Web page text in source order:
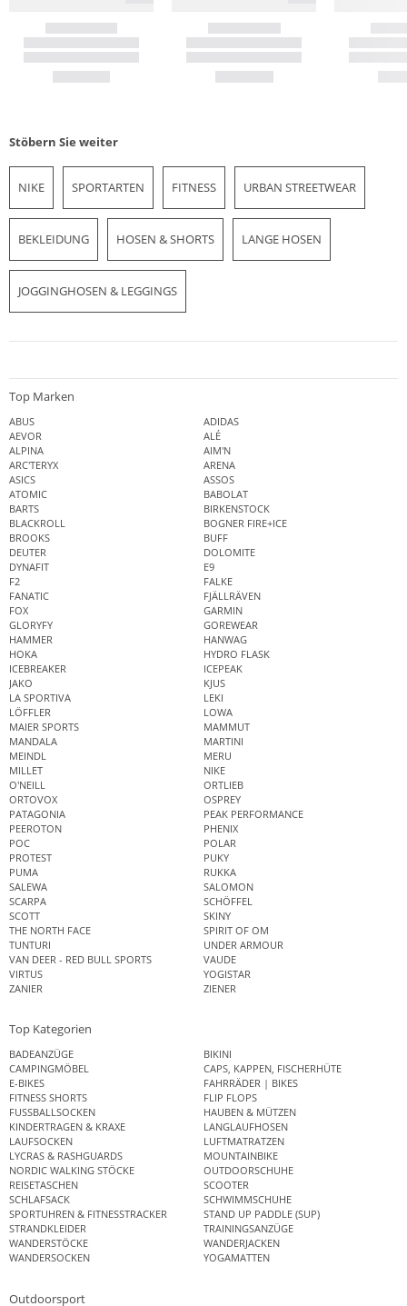
Stöbern Sie weiter
NIKE SPORTARTEN FITNESS URBAN STREETWEAR
BEKLEIDUNG HOSEN & SHORTS LANGE HOSEN
JOGGINGHOSEN & LEGGINGS
Top Marken
ABUS
ADIDAS
AEVOR
ALÉ
ALPINA
AIM'N
ARC'TERYX
ARENA
ASICS
ASSOS
ATOMIC
BABOLAT
BARTS
BIRKENSTOCK
BLACKROLL
BOGNER FIRE+ICE
BROOKS
BUFF
DEUTER
DOLOMITE
DYNAFIT
E9
F2
FALKE
FANATIC
FJÄLLRÄVEN
FOX
GARMIN
GLORYFY
GOREWEAR
HAMMER
HANWAG
HOKA
HYDRO FLASK
ICEBREAKER
ICEPEAK
JAKO
KJUS
LA SPORTIVA
LEKI
LÖFFLER
LOWA
MAIER SPORTS
MAMMUT
MANDALA
MARTINI
MEINDL
MERU
MILLET
NIKE
O'NEILL
ORTLIEB
ORTOVOX
OSPREY
PATAGONIA
PEAK PERFORMANCE
PEEROTON
PHENIX
POC
POLAR
PROTEST
PUKY
PUMA
RUKKA
SALEWA
SALOMON
SCARPA
SCHÖFFEL
SCOTT
SKINY
THE NORTH FACE
SPIRIT OF OM
TUNTURI
UNDER ARMOUR
VAN DEER - RED BULL SPORTS
VAUDE
VIRTUS
YOGISTAR
ZANIER
ZIENER
Top Kategorien
BADEANZÜGE
BIKINI
CAMPINGMÖBEL
CAPS, KAPPEN, FISCHERHÜTE
E-BIKES
FAHRRÄDER | BIKES
FITNESS SHORTS
FLIP FLOPS
FUSSBALLSOCKEN
HAUBEN & MÜTZEN
KINDERTRAGEN & KRAXE
LANGLAUFHOSEN
LAUFSOCKEN
LUFTMATRATZEN
LYCRAS & RASHGUARDS
MOUNTAINBIKE
NORDIC WALKING STÖCKE
OUTDOORSCHUHE
REISETASCHEN
SCOOTER
SCHLAFSACK
SCHWIMMSCHUHE
SPORTUHREN & FITNESSTRACKER
STAND UP PADDLE (SUP)
STRANDKLEIDER
TRAININGSANZÜGE
WANDERSTÖCKE
WANDERJACKEN
WANDERSOCKEN
YOGAMATTEN
Outdoorsport